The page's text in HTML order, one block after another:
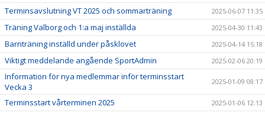
Terminsavslutning VT 2025 och sommarträning 2025-06-07 11:35
Träning Valborg och 1:a maj inställda 2025-04-30 11:43
Barnträning inställd under påsklovet 2025-04-14 15:18
Viktigt meddelande angående SportAdmin 2025-02-06 20:19
Information för nya medlemmar inför terminsstart
Vecka 3
2025-01-09 08:17
Terminsstart vårterminen 2025 2025-01-06 12:13